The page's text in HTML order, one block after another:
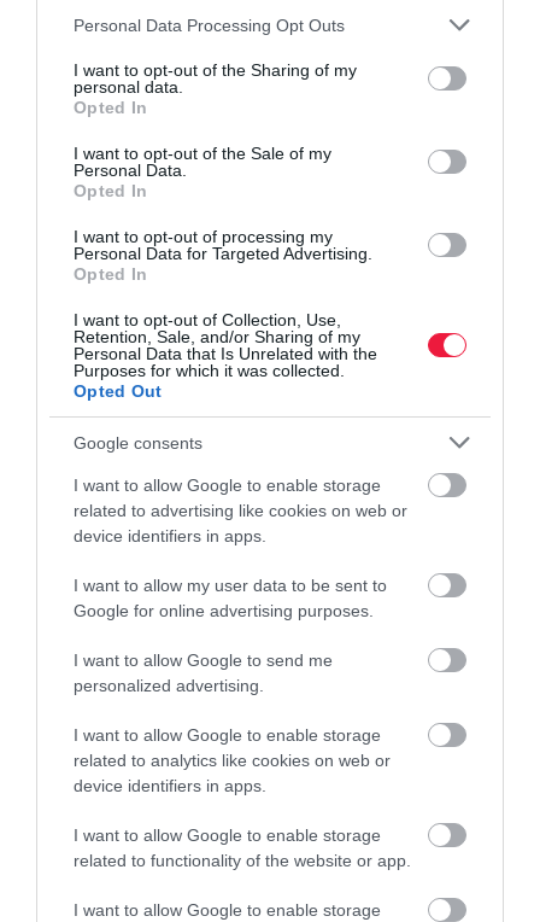
Please note that this website/app uses one or more Google
not limited to your visit or usage behaviour. You may click to
grant or deny consent to Google and its third-party tags to
use your data for below specified purposes in below Google
consent section.
Personal Data Processing Opt Outs
I want to opt-out of the Sharing of my
personal data.
Opted In
I want to opt-out of the Sale of my
Personal Data.
Opted In
I want to opt-out of processing my
Personal Data for Targeted Advertising.
Opted In
I want to opt-out of Collection, Use,
Retention, Sale, and/or Sharing of my
Personal Data that Is Unrelated with the
Purposes for which it was collected.
Opted Out
Google consents
I want to allow Google to enable storage
related to advertising like cookies on web or
device identifiers in apps.
I want to allow my user data to be sent to
Google for online advertising purposes.
I want to allow Google to send me
personalized advertising.
I want to allow Google to enable storage
related to analytics like cookies on web or
device identifiers in apps.
I want to allow Google to enable storage
related to functionality of the website or app.
I want to allow Google to enable storage
méretéhez, munkaerőhelyzetéhez és technológiai színvonalához.
Harmadszor a kapott adatnak értelmezhetőnek és
hasznosíthatónak kell lennie a napi döntésekben.
Ez azért fontos, mert a mezőgazdaságban nem minden korszerű
megoldás jelent automatikusan jó beruházást. Ami egy nagyobb,
kisebb gazdaságban túl drága, túl bonyolult lehet – vagy
egyszerűen nehéz kihasználni. Ezért a technológiai fejlesztések
termelés valós ritmusába.
Tehát a technológiai lehetőség önmagában nem garantálja a
infrastruktúrát igényel, és nem mindenhol áll rendelkezésre a
gazdaságoknak jelent kihívást.
Így a következő évek kulcskérdése nem pusztán az lesz, hogy
megjelennek-e újabb eszközök, hanem az, hogy mely megoldások
tudnak valóban beépülni a mindennapi gazdálkodásba. Ugyanis a
mennyire modern, hanem az, hogy javítja-e a döntések
pontosságát, csökkenti-e a veszteséget és gazdaságosan
Várhatóan nem egyetlen látványos áttörésről szól a jövő, hanem
Azok a megoldások maradnak fenn, amelyek egyszerre adnak
jobb rálátást, nagyobb biztonságot és kiszámíthatóbb